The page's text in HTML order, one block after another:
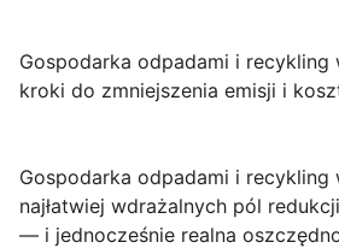
Gospodarka odpadami i
kroki do zmniejszenia emisji i
Gospodarka odpadami i recykling
najłatwiej wdrażalnych pól
— i jednocześnie realna